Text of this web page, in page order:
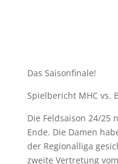
Das Saisonfinale!
Spielbericht MHC vs.
Die Feldsaison 24/25
Ende. Die Damen
der Regionalliga
zweite Vertretung